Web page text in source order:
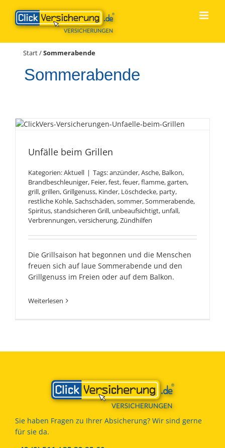
Inhalt
springen
Start/Sommerabende
Sommerabende
Unfälle beim Grillen
Kategorien:Aktuell | Tags:anzünder,Asche, Balkon,
Brandbeschleuniger, Feier,fest,feuer,flamme,garten,
grill,grillen,Grillgenuss, Kinder, Löschdecke, party,
restliche Kohle,Sachschäden,sommer,Sommerabende,
Spiritus,standsicheren Grill, unbeaufsichtigt, unfall,
Verbrennungen,versicherung,Zündhilfen
Die Grillsaison hat begonnen und die Menschen
freuen sich auf laue Sommerabende und den
Grillgenuss im Freien oder auf dem Balkon.
Weiterlesen
Sie haben Fragen zu Ihrer Absicherung? Wir sind gerne
für sie da.